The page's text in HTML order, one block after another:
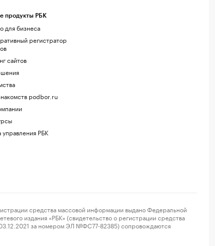
продукты РБК
для бизнеса
регистратор
сайтов
podbor.ru
РБК
средства массовой информации выдано Федеральной
издания «РБК» (свидетельство о регистрации средства
за номером ЭЛ №ФС77-82385) сопровождаются